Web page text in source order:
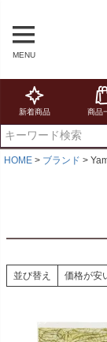
MENU
新着商品 商品
HOME ブランド
並び替え 価格が安